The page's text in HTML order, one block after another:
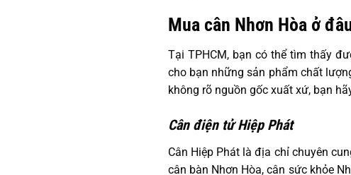
Mua cân Nhơn Hòa ở
Tại TPHCM, bạn có thể tìm thấy
cho bạn những sản phẩm chất
không rõ nguồn gốc xuất xứ, bạn
Cân điện tử Hiệp Phát
Cân Hiệp Phát là địa chỉ chuyên
cân bàn Nhơn Hòa, cân sức khỏe